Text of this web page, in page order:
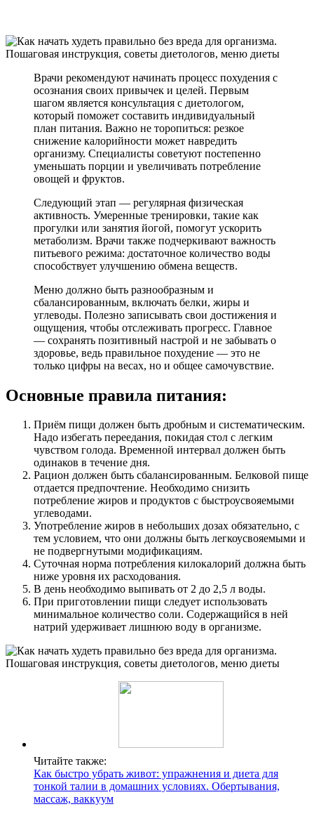
Врачи рекомендуют начинать процесс похудения с
осознания своих привычек и целей. Первым
шагом является консультация с диетологом,
который поможет составить индивидуальный
план питания. Важно не торопиться: резкое
снижение калорийности может навредить
организму. Специалисты советуют постепенно
уменьшать порции и увеличивать потребление
овощей и фруктов.
Следующий этап — регулярная физическая
активность. Умеренные тренировки, такие как
прогулки или занятия йогой, помогут ускорить
метаболизм. Врачи также подчеркивают важность
питьевого режима: достаточное количество воды
способствует улучшению обмена веществ.
Меню должно быть разнообразным и
сбалансированным, включать белки, жиры и
углеводы. Полезно записывать свои достижения и
ощущения, чтобы отслеживать прогресс. Главное
— сохранять позитивный настрой и не забывать о
здоровье, ведь правильное похудение — это не
только цифры на весах, но и общее самочувствие.
Основные правила питания:
Приём пищи должен быть дробным и систематическим.
Надо избегать переедания, покидая стол с легким
чувством голода. Временной интервал должен быть
одинаков в течение дня.
Рацион должен быть сбалансированным. Белковой пище
отдается предпочтение. Необходимо снизить
потребление жиров и продуктов с быстроусвояемыми
углеводами.
Употребление жиров в небольших дозах обязательно, с
тем условием, что они должны быть легкоусвояемыми и
не подвергнутыми модификациям.
Суточная норма потребления килокалорий должна быть
ниже уровня их расходования.
В день необходимо выпивать от 2 до 2,5 л воды.
При приготовлении пищи следует использовать
минимальное количество соли. Содержащийся в ней
натрий удерживает лишнюю воду в организме.
Читайте также:
Как быстро убрать живот: упражнения и диета для
тонкой талии в домашних условиях. Обертывания,
массаж, ваккуум